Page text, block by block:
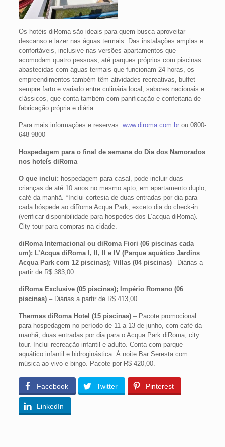
Os hotéis diRoma são ideais para quem busca aproveitar
descanso e lazer nas águas termais. Das instalações amplas e
confortáveis, inclusive nas versões apartamentos que
acomodam quatro pessoas, até parques próprios com piscinas
abastecidas com águas termais que funcionam 24 horas, os
empreendimentos também têm atividades recreativas, buffet
sempre farto e variado entre culinária local, sabores nacionais e
clássicos, que conta também com panificação e confeitaria de
fabricação própria e diária.
Para mais informações e reservas: www.diroma.com.brou 0800-
648-9800
Hospedagem para o final de semana do Dia dos Namorados
nos hoteís diRoma
O que inclui: hospedagem para casal, pode incluir duas
crianças de até 10 anos no mesmo apto, em apartamento duplo,
café da manhã. *Inclui cortesia de duas entradas por dia para
cada hóspede ao diRoma Acqua Park, exceto dia do check-in
(verificar disponibilidade para hospedes dos L’acqua diRoma).
City tour para compras na cidade.
diRoma Internacional ou diRoma Fiori (06 piscinas cada
um); L’Acqua diRoma I, II, II e IV (Parque aquático Jardins
Acqua Park com 12 piscinas); Villas (04 piscinas)– Diárias a
partir de R$ 383,00.
diRoma Exclusive (05 piscinas); Império Romano (06
piscinas)– Diárias a partir de R$ 413,00.
Thermas diRoma Hotel (15 piscinas) – Pacote promocional
para hospedagem no período de 11 a 13 de junho, com café da
manhã, duas entradas por dia para o Acqua Park diRoma, city
tour. Inclui recreação infantil e adulto. Conta com parque
aquático infantil e hidroginástica. À noite Bar Seresta com
música ao vivo e bingo. Pacote por R$ 420,00.
Facebook Twitter Pinterest
LinkedIn